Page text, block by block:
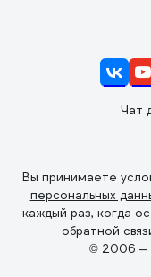
Чат
Вы принимаете
персональных
каждый раз, когда
обратной
© 2006 —